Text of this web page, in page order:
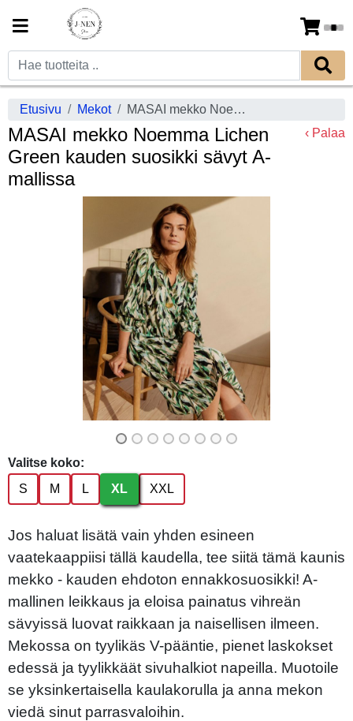
Etusivu Mekot MASAI mekko Noemma Lichen Green kauden suosikki sävyt A-mallissa
MASAI mekko Noemma Lichen
Green kauden suosikki sävyt A-
mallissa
‹ Palaa
Previous
Valitse koko:
S
M L XL XXL
Jos haluat lisätä vain yhden esineen
vaatekaappiisi tällä kaudella, tee siitä tämä kaunis
mekko - kauden ehdoton ennakkosuosikki! A-
mallinen leikkaus ja eloisa painatus vihreän
sävyissä luovat raikkaan ja naisellisen ilmeen.
Mekossa on tyylikäs V-pääntie, pienet laskokset
edessä ja tyylikkäät sivuhalkiot napeilla. Muotoile
se yksinkertaisella kaulakorulla ja anna mekon
viedä sinut parrasvaloihin.